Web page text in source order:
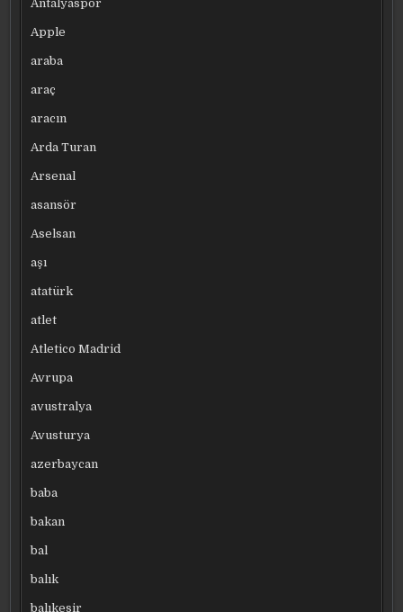
Antalyaspor
Apple
araba
araç
aracın
Arda Turan
Arsenal
asansör
Aselsan
aşı
atatürk
atlet
Atletico Madrid
Avrupa
avustralya
Avusturya
azerbaycan
baba
bakan
bal
balık
balıkesir